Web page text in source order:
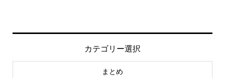
カテゴリー選択
まとめ